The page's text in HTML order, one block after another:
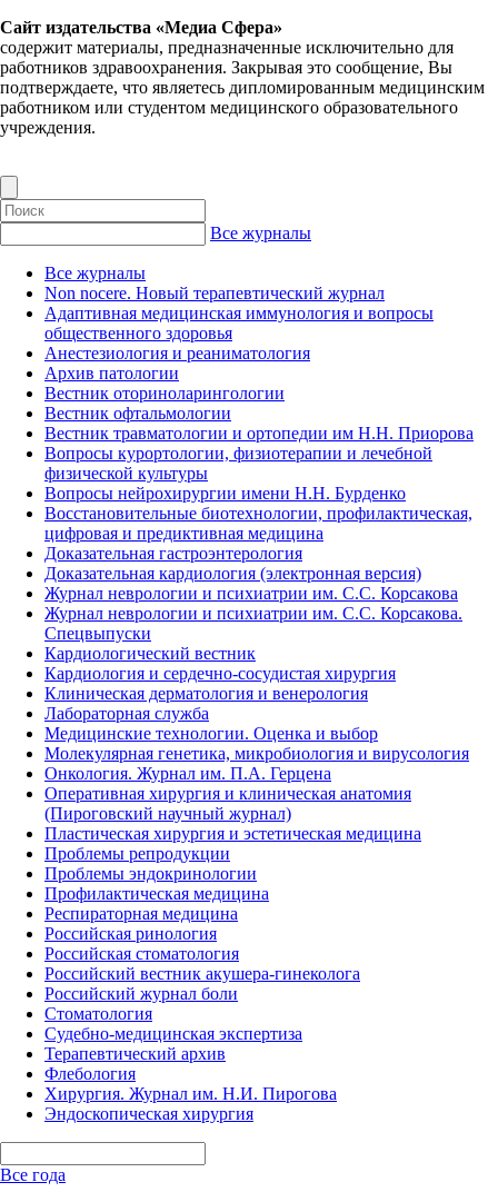
Сайт издательства «Медиа Сфера»
содержит материалы, предназначенные исключительно для
работников здравоохранения. Закрывая это сообщение, Вы
подтверждаете, что являетесь дипломированным медицинским
работником или студентом медицинского образовательного
учреждения.
Все журналы
Все журналы
Non nocere. Новый терапевтический журнал
Адаптивная медицинская иммунология и вопросы
общественного здоровья
Анестезиология и реаниматология
Архив патологии
Вестник оториноларингологии
Вестник офтальмологии
Вестник травматологии и ортопедии им Н.Н. Приорова
Вопросы курортологии, физиотерапии и лечебной
физической культуры
Вопросы нейрохирургии имени Н.Н. Бурденко
Восстановительные биотехнологии, профилактическая,
цифровая и предиктивная медицина
Доказательная гастроэнтерология
Доказательная кардиология (электронная версия)
Журнал неврологии и психиатрии им. С.С. Корсакова
Журнал неврологии и психиатрии им. С.С. Корсакова.
Спецвыпуски
Кардиологический вестник
Кардиология и сердечно-сосудистая хирургия
Клиническая дерматология и венерология
Лабораторная служба
Медицинские технологии. Оценка и выбор
Молекулярная генетика, микробиология и вирусология
Онкология. Журнал им. П.А. Герцена
Оперативная хирургия и клиническая анатомия
(Пироговский научный журнал)
Пластическая хирургия и эстетическая медицина
Проблемы репродукции
Проблемы эндокринологии
Профилактическая медицина
Респираторная медицина
Российская ринология
Российская стоматология
Российский вестник акушера-гинеколога
Российский журнал боли
Стоматология
Судебно-медицинская экспертиза
Терапевтический архив
Флебология
Хирургия. Журнал им. Н.И. Пирогова
Эндоскопическая хирургия
Все года